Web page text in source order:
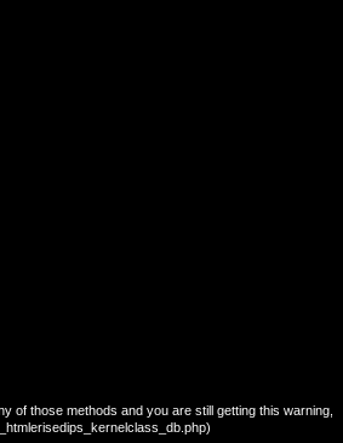
of those methods and you are still getting this warning,